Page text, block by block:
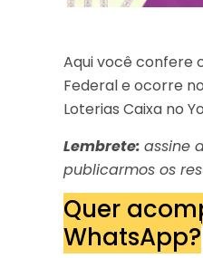
Aqui você confere
Federal e ocorre
Loterias Caixa no
Lembrete:assine
publicarmos os
Quer
WhatsApp?